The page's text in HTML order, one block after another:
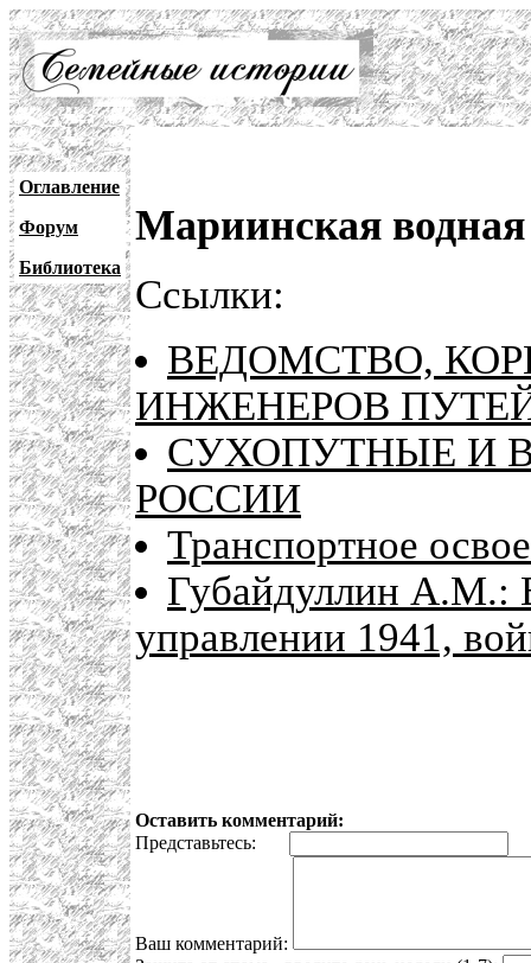
Оглавление
Форум
Библиотека
Мариинская водная
Ссылки:
ВЕДОМСТВО,
ИНЖЕНЕРОВ
СУХОПУТНЫЕ И
РОССИИ
Транспортное
Губайдуллин А.М.:
управлении 1941,
Оставить комментарий:
Представьтесь:
Ваш комментарий: